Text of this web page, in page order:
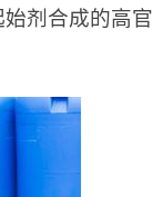
剂合成的高官